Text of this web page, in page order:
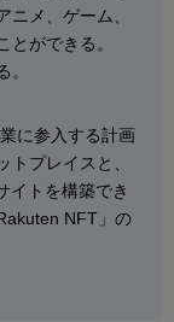
メ、ゲーム、
ができる。
に参入する計画
プレイスと、
イトを構築でき
NFT」の